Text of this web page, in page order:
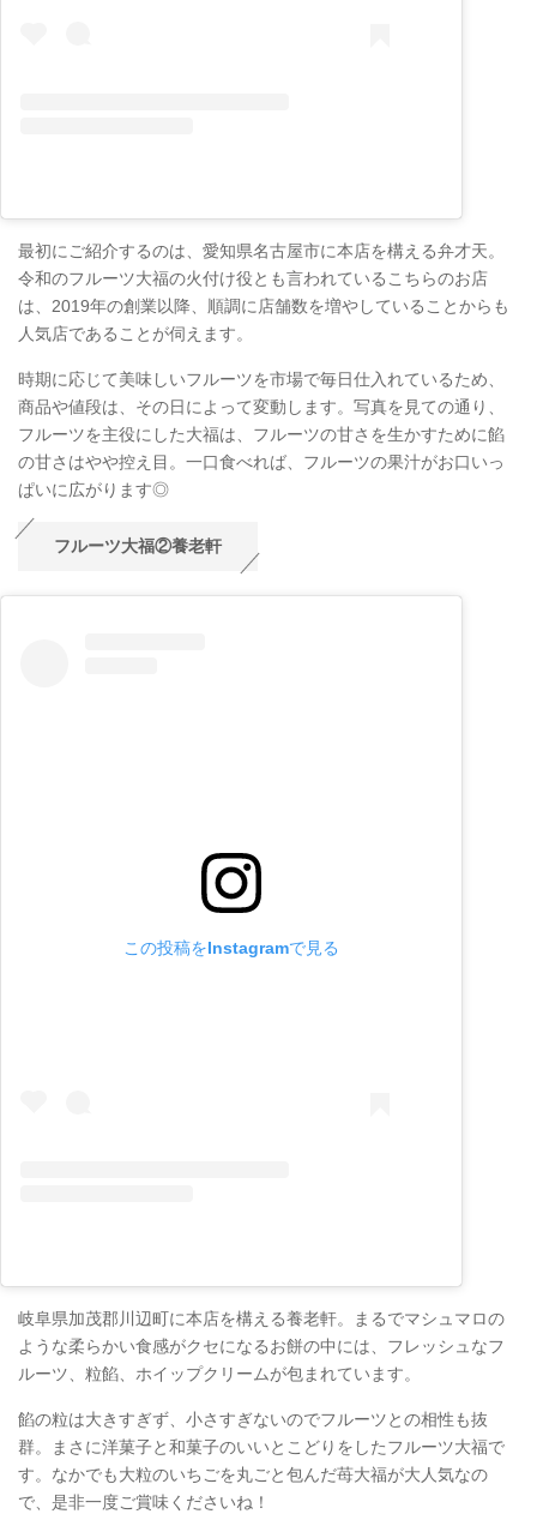
最初にご紹介するのは、愛知県名古屋市に本店を構える弁才天。
令和のフルーツ大福の火付け役とも言われているこちらのお店
は、2019年の創業以降、順調に店舗数を増やしていることからも
人気店であることが伺えます。
時期に応じて美味しいフルーツを市場で毎日仕入れているため、
商品や値段は、その日によって変動します。写真を見ての通り、
フルーツを主役にした大福は、フルーツの甘さを生かすために餡
の甘さはやや控え目。一口食べれば、フルーツの果汁がお口いっ
ぱいに広がります◎
フルーツ大福②養老軒
この投稿をInstagramで見る
岐阜県加茂郡川辺町に本店を構える養老軒。まるでマシュマロの
ような柔らかい食感がクセになるお餅の中には、フレッシュなフ
ルーツ、粒餡、ホイップクリームが包まれています。
餡の粒は大きすぎず、小さすぎないのでフルーツとの相性も抜
群。まさに洋菓子と和菓子のいいとこどりをしたフルーツ大福で
す。なかでも大粒のいちごを丸ごと包んだ苺大福が大人気なの
で、是非一度ご賞味くださいね！